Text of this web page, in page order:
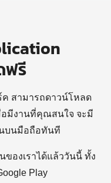
ฟรี
ค สามารถดาวน์โหลด
อมีงานที่คุณสนใจ จะมี
บนมือถือทันที
ของเราได้แล้ววันนี้ ทั้ง
Play